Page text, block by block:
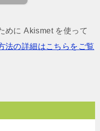
めに Akismet を使って
法の詳細はこちらをご覧